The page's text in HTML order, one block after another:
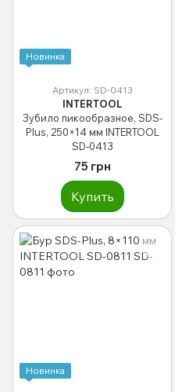
Новинка
Артикул: SD-0413
INTERTOOL
Зубило пикообразное, SDS-
Plus, 250×14 мм INTERTOOL
SD-0413
75 грн
Купить
Новинка